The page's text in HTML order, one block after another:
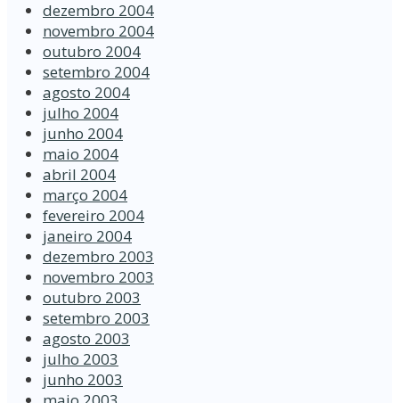
dezembro 2004
novembro 2004
outubro 2004
setembro 2004
agosto 2004
julho 2004
junho 2004
maio 2004
abril 2004
março 2004
fevereiro 2004
janeiro 2004
dezembro 2003
novembro 2003
outubro 2003
setembro 2003
agosto 2003
julho 2003
junho 2003